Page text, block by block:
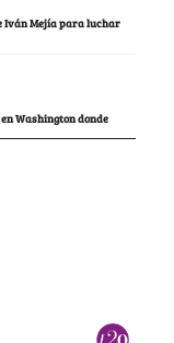
Iván Mejía para luchar
Washington donde